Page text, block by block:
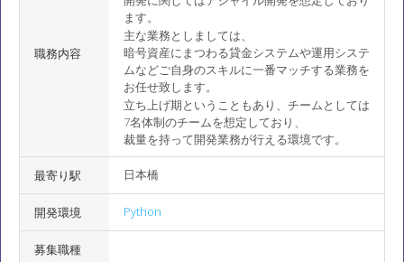
職務内容
ます。
主な業務としましては、
暗号資産にまつわる貸金システムや運用システ
ムなどご自身のスキルに一番マッチする業務を
お任せ致します。
立ち上げ期ということもあり、チームとしては
7名体制のチームを想定しており、
裁量を持って開発業務が行える環境です。
最寄り駅 日本橋
開発環境 Python
募集職種